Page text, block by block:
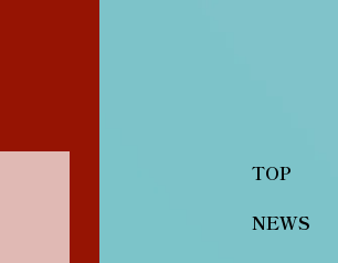
TOP
NEWS